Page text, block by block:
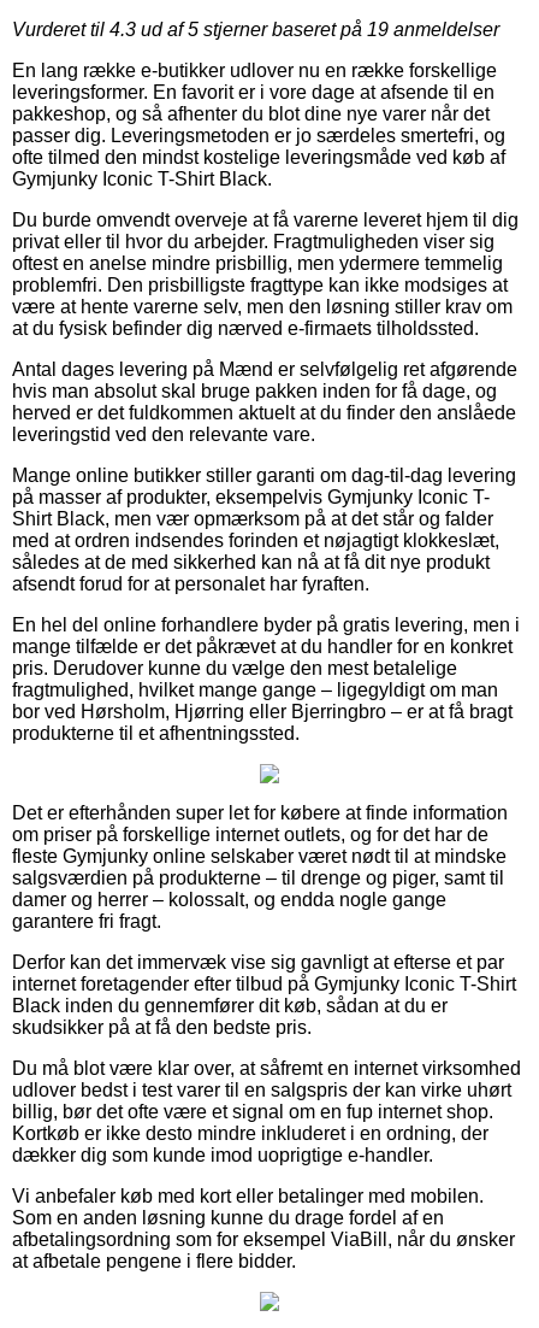
Vurderet til 4.3 ud af 5 stjerner baseret på 19 anmeldelser
En lang række e-butikker udlover nu en række forskellige
leveringsformer. En favorit er i vore dage at afsende til en
pakkeshop, og så afhenter du blot dine nye varer når det
passer dig. Leveringsmetoden er jo særdeles smertefri, og
ofte tilmed den mindst kostelige leveringsmåde ved køb af
Gymjunky Iconic T-Shirt Black.
Du burde omvendt overveje at få varerne leveret hjem til dig
privat eller til hvor du arbejder. Fragtmuligheden viser sig
oftest en anelse mindre prisbillig, men ydermere temmelig
problemfri. Den prisbilligste fragttype kan ikke modsiges at
være at hente varerne selv, men den løsning stiller krav om
at du fysisk befinder dig nærved e-firmaets tilholdssted.
Antal dages levering på Mænd er selvfølgelig ret afgørende
hvis man absolut skal bruge pakken inden for få dage, og
herved er det fuldkommen aktuelt at du finder den anslåede
leveringstid ved den relevante vare.
Mange online butikker stiller garanti om dag-til-dag levering
på masser af produkter, eksempelvis Gymjunky Iconic T-
Shirt Black, men vær opmærksom på at det står og falder
med at ordren indsendes forinden et nøjagtigt klokkeslæt,
således at de med sikkerhed kan nå at få dit nye produkt
afsendt forud for at personalet har fyraften.
En hel del online forhandlere byder på gratis levering, men i
mange tilfælde er det påkrævet at du handler for en konkret
pris. Derudover kunne du vælge den mest betalelige
fragtmulighed, hvilket mange gange – ligegyldigt om man
bor ved Hørsholm, Hjørring eller Bjerringbro – er at få bragt
produkterne til et afhentningssted.
Det er efterhånden super let for købere at finde information
om priser på forskellige internet outlets, og for det har de
fleste Gymjunky online selskaber været nødt til at mindske
salgsværdien på produkterne – til drenge og piger, samt til
damer og herrer – kolossalt, og endda nogle gange
garantere fri fragt.
Derfor kan det immervæk vise sig gavnligt at efterse et par
internet foretagender efter tilbud på Gymjunky Iconic T-Shirt
Black inden du gennemfører dit køb, sådan at du er
skudsikker på at få den bedste pris.
Du må blot være klar over, at såfremt en internet virksomhed
udlover bedst i test varer til en salgspris der kan virke uhørt
billig, bør det ofte være et signal om en fup internet shop.
Kortkøb er ikke desto mindre inkluderet i en ordning, der
dækker dig som kunde imod uoprigtige e-handler.
Vi anbefaler køb med kort eller betalinger med mobilen.
Som en anden løsning kunne du drage fordel af en
afbetalingsordning som for eksempel ViaBill, når du ønsker
at afbetale pengene i flere bidder.